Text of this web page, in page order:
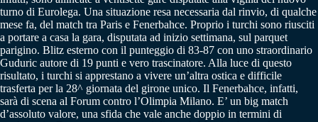
turno di Eurolega. Una situazione resa necessaria dal rinvio, di qualche
mese fa, del match tra Paris e Fenerbahce. Proprio i turchi sono riusciti
a portare a casa la gara, disputata ad inizio settimana, sul parquet
parigino. Blitz esterno con il punteggio di 83-87 con uno straordinario
Guduric autore di 19 punti e vero trascinatore. Alla luce di questo
risultato, i turchi si apprestano a vivere un’altra ostica e difficile
trasferta per la 28^ giornata del girone unico. Il Fenerbahce, infatti,
sarà di scena al Forum contro l’Olimpia Milano. E’ un big match
d’assoluto valore, una sfida che vale anche doppio in termini di